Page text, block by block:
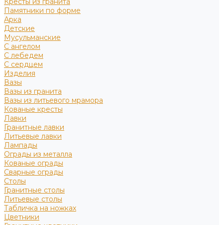
Памятники по форме
Арка
Детские
Мусульманские
С ангелом
С лебедем
С сердцем
Изделия
Вазы
Вазы из гранита
Вазы из литьевого мрамора
Кованые кресты
Лавки
Гранитные лавки
Литьевые лавки
Лампады
Ограды из металла
Кованые ограды
Сварные ограды
Столы
Гранитные столы
Литьевые столы
Табличка на ножках
Цветники